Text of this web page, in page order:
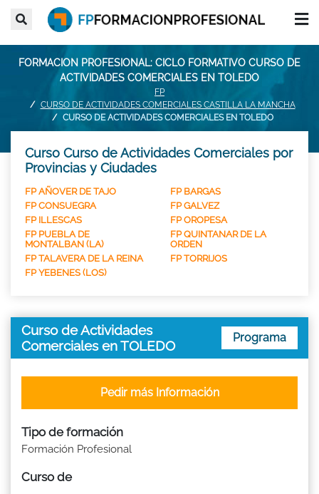
FORMACION PROFESIONAL: CICLO FORMATIVO CURSO DE
ACTIVIDADES COMERCIALES EN TOLEDO
FP
CURSO DE ACTIVIDADES COMERCIALES CASTILLA LA MANCHA
CURSO DE ACTIVIDADES COMERCIALES EN TOLEDO
Curso Curso de Actividades Comerciales por
Provincias y Ciudades
FP AÑOVER DE TAJO
FP BARGAS
FP CONSUEGRA
FP GALVEZ
FP ILLESCAS
FP OROPESA
FP PUEBLA DE
MONTALBAN (LA)
FP QUINTANAR DE LA
ORDEN
FP TALAVERA DE LA REINA
FP TORRIJOS
FP YEBENES (LOS)
Curso de Actividades
Comerciales en TOLEDO
Programa
Tipo de formación
Formación Profesional
Curso de
Pedir más Información